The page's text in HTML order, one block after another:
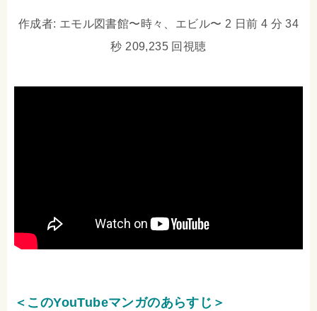
作成者: エモル図書館〜時々、エビル〜 2 日前 4 分 34
秒 209,235 回視聴
＜このYouTubeマンガのあらすじ＞